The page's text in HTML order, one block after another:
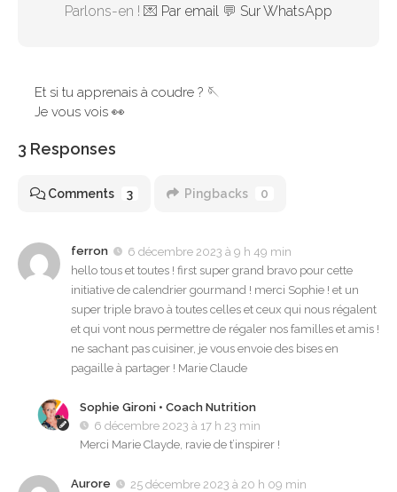
Parlons-en ! 💌 Par email 💬 Sur WhatsApp
Et si tu apprenais à coudre ? 🪡
Je vous vois 👀
3 Responses
Comments 3 Pingbacks 0
ferron
6 décembre 2023 à 9 h 49 min
hello tous et toutes ! first super grand bravo pour cette
initiative de calendrier gourmand ! merci Sophie ! et un
super triple bravo à toutes celles et ceux qui nous régalent
et qui vont nous permettre de régaler nos familles et amis !
ne sachant pas cuisiner, je vous envoie des bises en
pagaille à partager ! Marie Claude
Sophie Gironi • Coach Nutrition
6 décembre 2023 à 17 h 23 min
Merci Marie Clayde, ravie de t’inspirer !
Aurore
25 décembre 2023 à 20 h 09 min